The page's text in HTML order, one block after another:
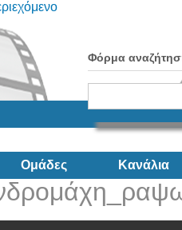
Φόρμα
Ομάδες Κανάλια